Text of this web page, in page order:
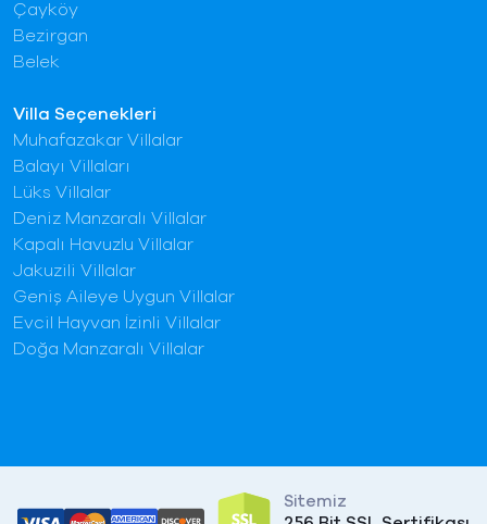
Villa Seçenekleri
Muhafazakar Villalar
Balayı Villaları
Lüks Villalar
Deniz Manzaralı Villalar
Kapalı Havuzlu Villalar
Jakuzili Villalar
Geniş Aileye Uygun Villalar
Evcil Hayvan İzinli Villalar
Doğa Manzaralı Villalar
Çayköy
Bezirgan
Belek
Sitemiz